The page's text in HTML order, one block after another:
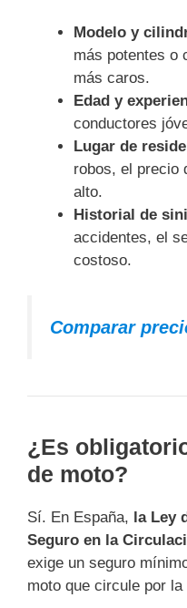
Modelo y
más potentes o
más caros.
Edad y
conductores
Lugar de
robos, el precio
alto.
Historial de
accidentes, el
costoso.
Comparar
¿Es
de moto?
Sí. En España, la Ley
Seguro en la
exige un seguro
moto que circule por